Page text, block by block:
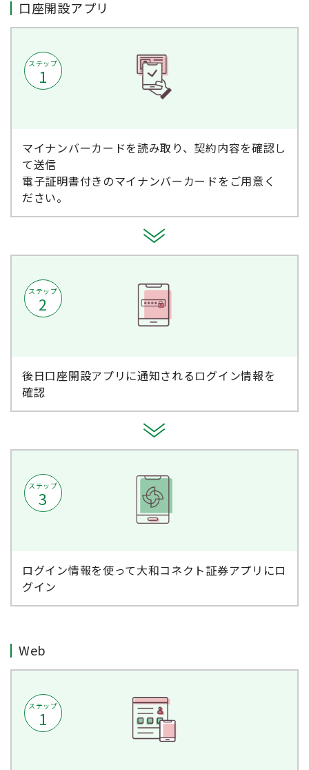
口座開設アプリ
ステップ
1
マイナンバーカードを読み取り、契約内容を確認し
て送信
電子証明書付きのマイナンバーカードをご用意く
ださい。
ステップ
2
後日口座開設アプリに通知されるログイン情報を
確認
ステップ
3
ログイン情報を使って大和コネクト証券アプリにロ
グイン
Web
ステップ
1